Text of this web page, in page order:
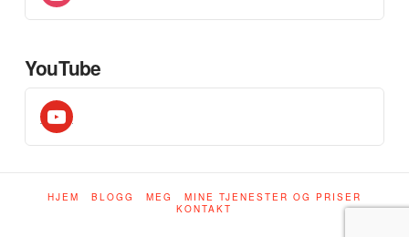
YouTube
youtube
HJEM BLOGG MEG
MINE TJENESTER OG PRISER
KONTAKT